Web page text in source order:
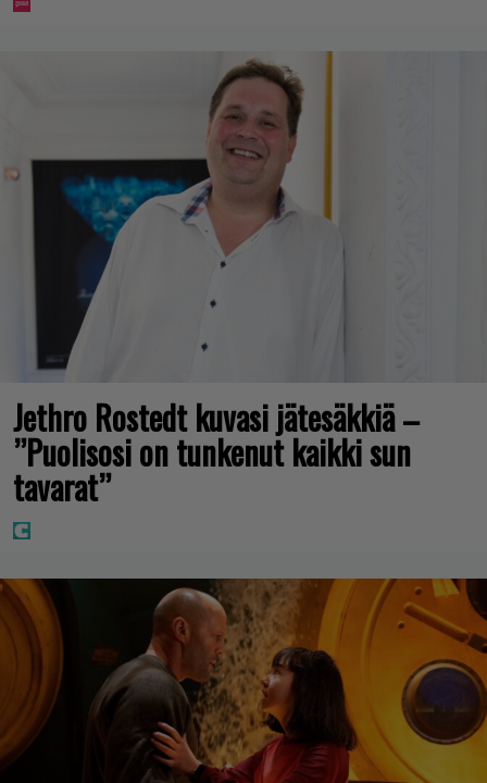
Jethro Rostedt kuvasi jätesäkkiä –
”Puolisosi on tunkenut kaikki sun
tavarat”